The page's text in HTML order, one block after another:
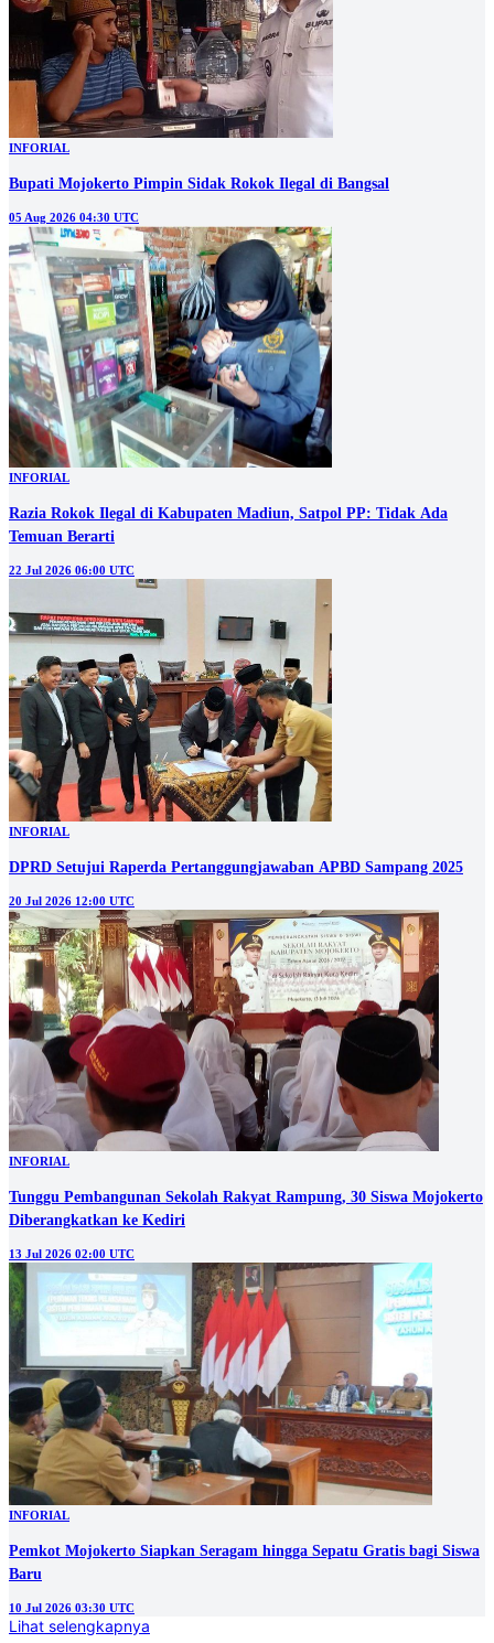
INFORIAL
Bupati Mojokerto Pimpin Sidak Rokok Ilegal di Bangsal
05 Aug 2026 04:30 UTC
INFORIAL
Razia Rokok Ilegal di Kabupaten Madiun, Satpol PP: Tidak Ada
Temuan Berarti
22 Jul 2026 06:00 UTC
INFORIAL
DPRD Setujui Raperda Pertanggungjawaban APBD Sampang 2025
20 Jul 2026 12:00 UTC
INFORIAL
Tunggu Pembangunan Sekolah Rakyat Rampung, 30 Siswa Mojokerto
Diberangkatkan ke Kediri
13 Jul 2026 02:00 UTC
INFORIAL
Pemkot Mojokerto Siapkan Seragam hingga Sepatu Gratis bagi Siswa
Baru
10 Jul 2026 03:30 UTC
Lihat selengkapnya